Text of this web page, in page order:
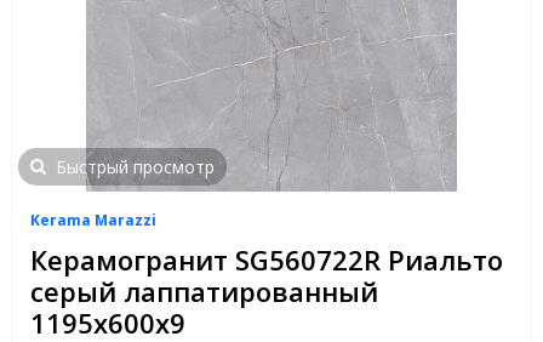
Быстрый просмотр
Kerama Marazzi
Керамогранит SG560722R Риальто
серый лаппатированный
1195х600х9